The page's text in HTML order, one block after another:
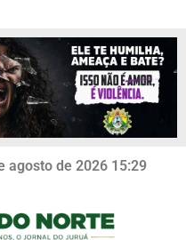
agosto de 2026 15:29